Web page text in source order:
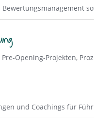
Bewertungsmanagement
Opening-Projekten,
und Coachings für